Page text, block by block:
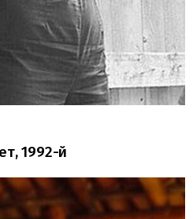
1992-й